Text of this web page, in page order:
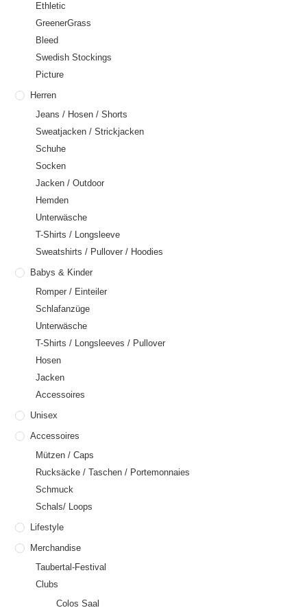
Ethletic
GreenerGrass
Bleed
Swedish Stockings
Picture
Herren
Jeans / Hosen / Shorts
Sweatjacken / Strickjacken
Schuhe
Socken
Jacken / Outdoor
Hemden
Unterwäsche
T-Shirts / Longsleeve
Sweatshirts / Pullover / Hoodies
Babys & Kinder
Romper / Einteiler
Schlafanzüge
Unterwäsche
T-Shirts / Longsleeves / Pullover
Hosen
Jacken
Accessoires
Unisex
Accessoires
Mützen / Caps
Rucksäcke / Taschen / Portemonnaies
Schmuck
Schals/ Loops
Lifestyle
Merchandise
Taubertal-Festival
Clubs
Colos Saal